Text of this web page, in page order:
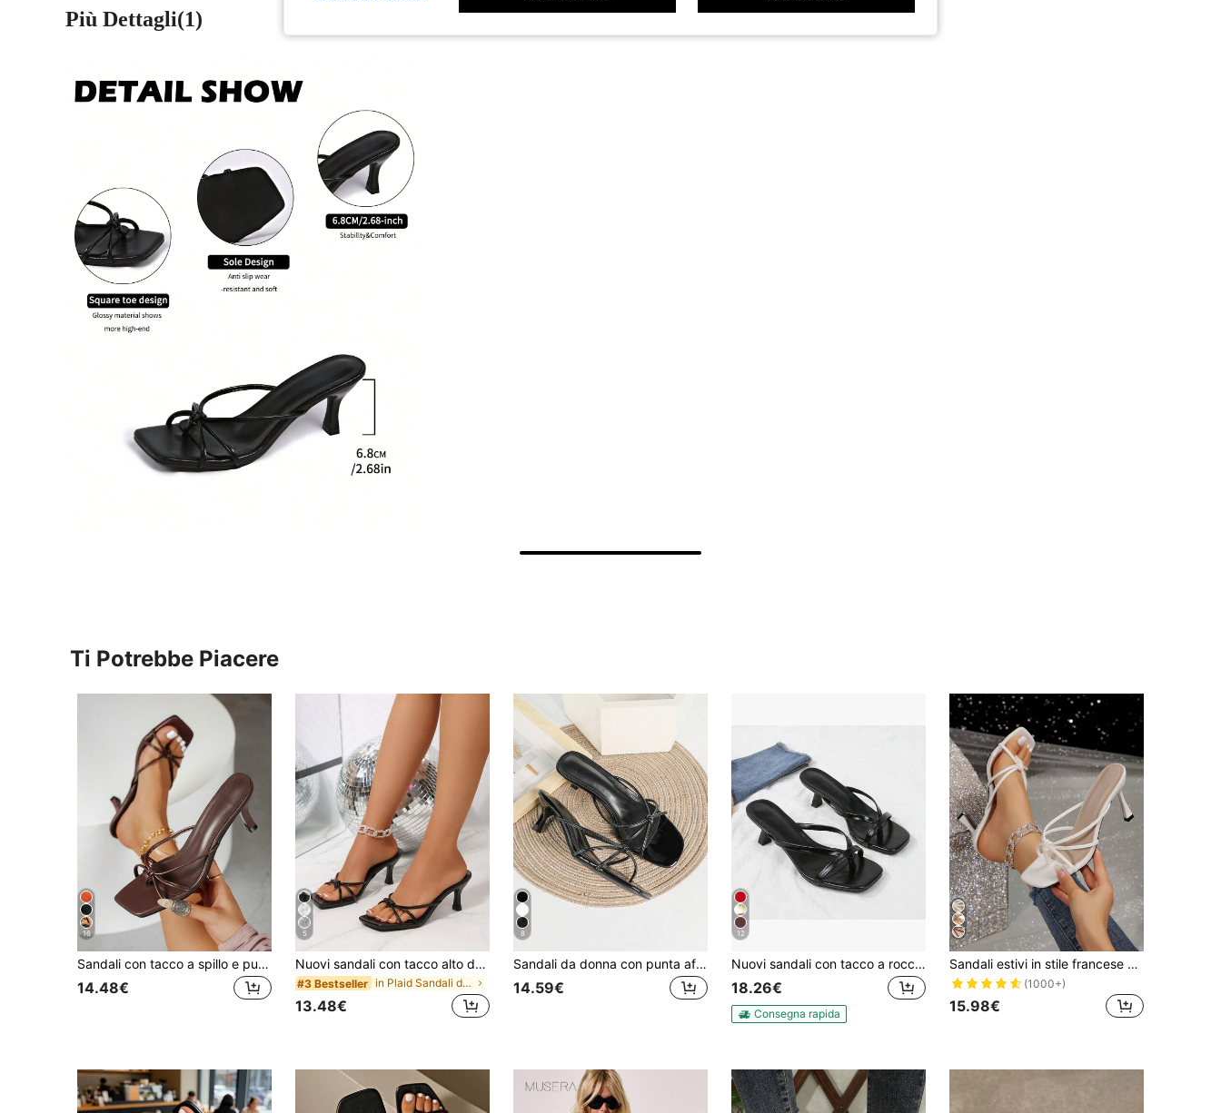
Più Dettagli(1)
Ti Potrebbe Piacere
16
Sandali con tacco a spillo e punta quadrata, design a cinturini incrociati, slip-on, sandali con tacco alto alla moda per donne, tacchi alti marroni comodi, tacco kitten, tacchi alti eleganti per donne, adatti per occasioni formali
14.48€
5
Nuovi sandali con tacco alto da donna alla moda per l'estate, mule slip-on, regalo per feste/compleanni, colore unito con punta quadrata e cinturini incrociati, tacchi alti casual per esterno, pantofole da spiaggia eleganti e minimaliste con tacco alto, facili da abbinare, comode per l'uso tutto il giorno a casa, all'aperto, per il pendolarismo e le feste
#3 Bestseller in Plaid Sandali da donna
13.48€
8
Sandali da donna con punta affusolata e tacco alto, scarpe estive, kitten slingback, 5cm formali slip-on con fibbia e cinturino posteriore, matrimonio, décolleté
14.59€
12
Nuovi sandali con tacco a rocchetto alla francese, sexy e versatili, con stampa leopardata, adatti per outfit primaverili ed estivi
18.26€
Consegna rapida
Sandali estivi in stile francese per donna, ciabatte con tacco largo e punta quadrata, adatti per abiti, infradito
(1000+)
15.98€